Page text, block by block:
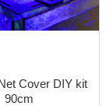
Cover DIY kit
90cm